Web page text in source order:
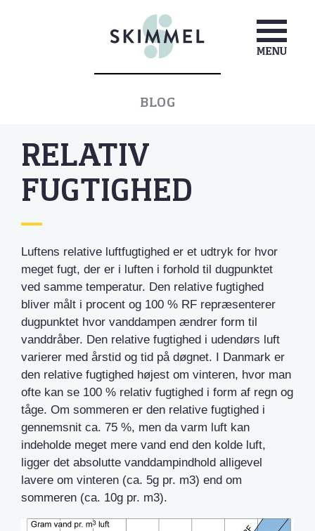
BLOG
RELATIV
FUGTIGHED
Luftens relative luftfugtighed er et udtryk for hvor
meget fugt, der er i luften i forhold til dugpunktet
ved samme temperatur. Den relative fugtighed
bliver målt i procent og 100 % RF repræsenterer
dugpunktet hvor vanddampen ændrer form til
vanddråber. Den relative fugtighed i udendørs luft
varierer med årstid og tid på døgnet. I Danmark er
den relative fugtighed højest om vinteren, hvor man
ofte kan se 100 % relativ fugtighed i form af regn og
tåge. Om sommeren er den relative fugtighed i
gennemsnit ca. 75 %, men da varm luft kan
indeholde meget mere vand end den kolde luft,
ligger det absolutte vanddampindhold alligevel
lavere om vinteren (ca. 5g pr. m3) end om
sommeren (ca. 10g pr. m3).